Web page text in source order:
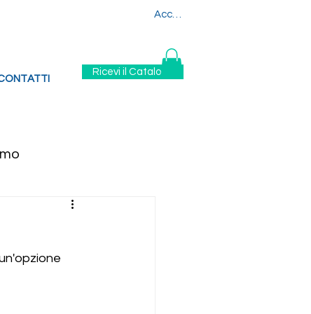
Accedi
Ricevi il Catalogo